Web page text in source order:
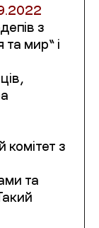
з
мир” і
з
та